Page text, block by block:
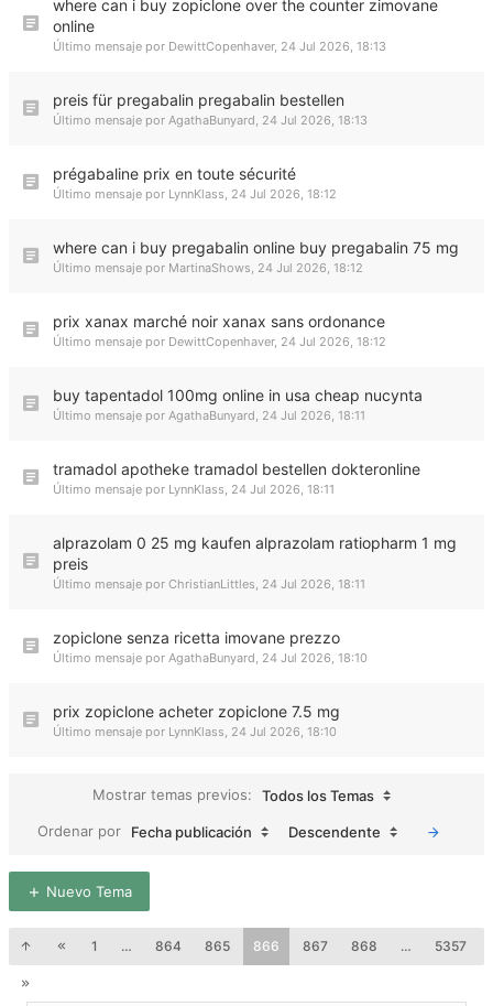
where can i buy zopiclone over the counter zimovane
online
Último mensaje por DewittCopenhaver, 24 Jul 2026, 18:13
preis für pregabalin pregabalin bestellen
Último mensaje por AgathaBunyard, 24 Jul 2026, 18:13
prégabaline prix en toute sécurité
Último mensaje por LynnKlass, 24 Jul 2026, 18:12
where can i buy pregabalin online buy pregabalin 75 mg
Último mensaje por MartinaShows, 24 Jul 2026, 18:12
prix xanax marché noir xanax sans ordonance
Último mensaje por DewittCopenhaver, 24 Jul 2026, 18:12
buy tapentadol 100mg online in usa cheap nucynta
Último mensaje por AgathaBunyard, 24 Jul 2026, 18:11
tramadol apotheke tramadol bestellen dokteronline
Último mensaje por LynnKlass, 24 Jul 2026, 18:11
alprazolam 0 25 mg kaufen alprazolam ratiopharm 1 mg
preis
Último mensaje por ChristianLittles, 24 Jul 2026, 18:11
zopiclone senza ricetta imovane prezzo
Último mensaje por AgathaBunyard, 24 Jul 2026, 18:10
prix zopiclone acheter zopiclone 7.5 mg
Último mensaje por LynnKlass, 24 Jul 2026, 18:10
Mostrar temas previos:
Todos los Temas
Ordenar por
Fecha publicación Descendente
Nuevo Tema
1 … 864 865 866 867 868 … 5357